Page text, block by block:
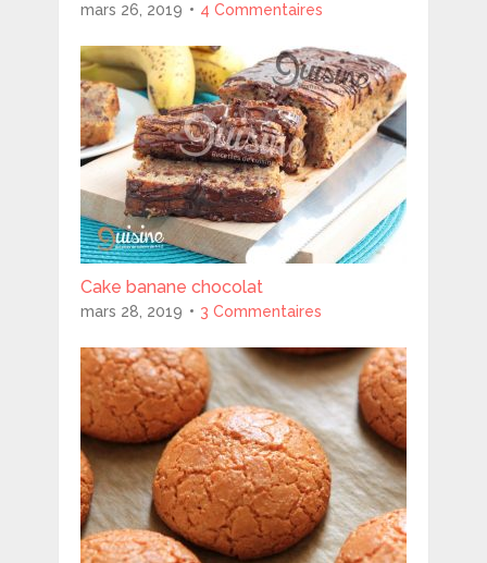
mars 26, 2019 4 Commentaires
Cake banane chocolat
mars 28, 2019 3 Commentaires